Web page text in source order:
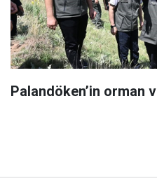
Palandöken’in orman